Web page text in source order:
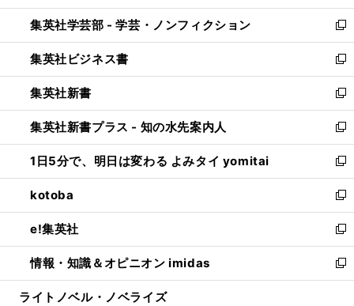
開
く
ウ
で
開
く
ン
ド
ウ
で
開
く
ウ
ィ
ン
ド
ウ
で
開
く
集英社学芸部 - 学芸・ノンフィクション
新
し
い
ウ
ィ
ン
ド
ウ
で
開
く
集英社ビジネス書
新
し
い
ウ
ィ
ン
ド
ウ
で
開
く
集英社新書
新
し
い
ウ
ィ
ン
ド
ウ
で
開
く
集英社新書プラス - 知の水先案内人
新
し
い
ウ
ィ
ン
ド
ウ
で
開
1日5分で、明日は変わる よみタイ yomitai
新
し
い
ウ
ィ
ン
ド
ウ
kotoba
新
し
い
ウ
ィ
ン
e!集英社
新
し
い
ウ
情報・知識＆オピニオン imidas
新
し
ライトノベル・ノベライズ